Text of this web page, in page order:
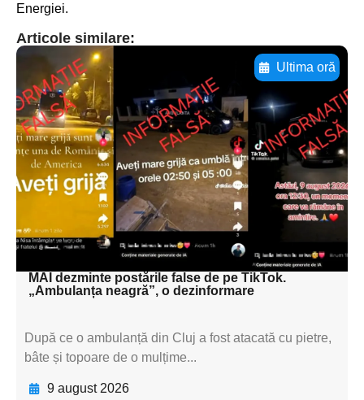
Energiei.
Articole similare:
Ultima oră
Adaugă aici textul pentru
subtitluAdaugă aici
textul pentru
subtitluAdaugă aici
textul pentru
subtitluAdaugă aici
textul pentru subti
MAI dezminte postările false de pe TikTok.
„Ambulanța neagră”, o dezinformare
După ce o ambulanță din Cluj a fost atacată cu pietre,
bâte și topoare de o mulțime...
9 august 2026